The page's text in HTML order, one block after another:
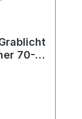
70-